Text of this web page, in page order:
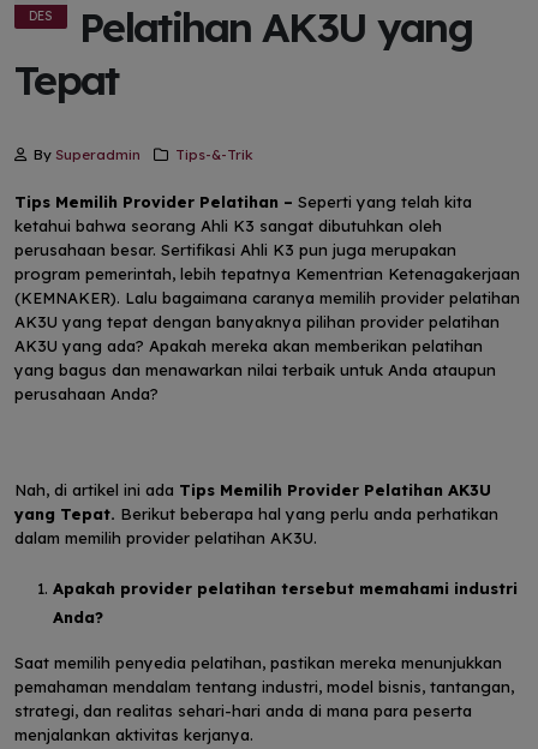
DES
Pelatihan AK3U yang
Tepat
By Superadmin Tips-&-Trik
Tips Memilih Provider Pelatihan – Seperti yang telah kita
ketahui bahwa seorang Ahli K3 sangat dibutuhkan oleh
perusahaan besar. Sertifikasi Ahli K3 pun juga merupakan
program pemerintah, lebih tepatnya Kementrian Ketenagakerjaan
(KEMNAKER). Lalu bagaimana caranya memilih provider pelatihan
AK3U yang tepat dengan banyaknya pilihan provider pelatihan
AK3U yang ada? Apakah mereka akan memberikan pelatihan
yang bagus dan menawarkan nilai terbaik untuk Anda ataupun
perusahaan Anda?
Nah, di artikel ini ada Tips Memilih Provider Pelatihan AK3U
yang Tepat. Berikut beberapa hal yang perlu anda perhatikan
dalam memilih provider pelatihan AK3U.
Apakah provider pelatihan tersebut memahami industri
Anda?
Saat memilih penyedia pelatihan, pastikan mereka menunjukkan
pemahaman mendalam tentang industri, model bisnis, tantangan,
strategi, dan realitas sehari-hari anda di mana para peserta
menjalankan aktivitas kerjanya.